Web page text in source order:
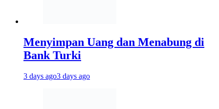
Menyimpan Uang dan Menabung di
Bank Turki
3 days ago3 days ago